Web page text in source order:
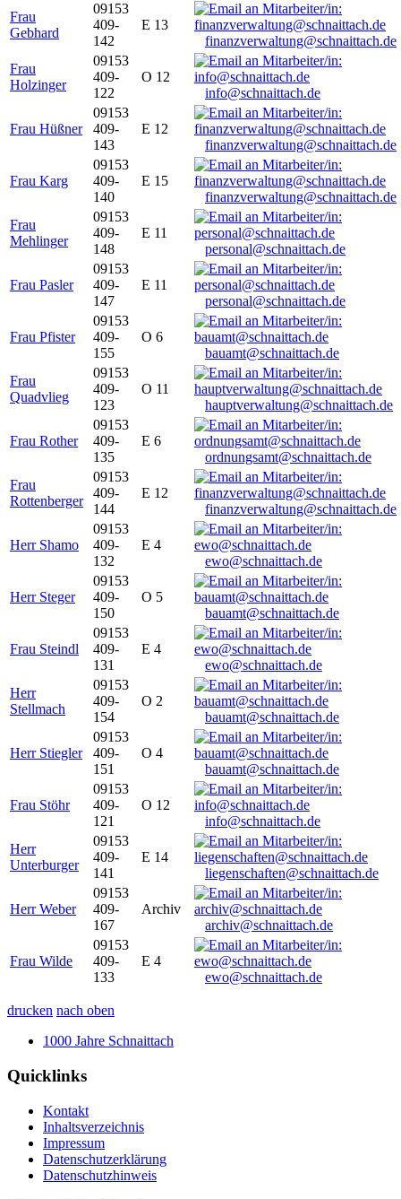
Frau
Gebhard
09153
409-
142
E 13
finanzverwaltung@schnaittach.de
Frau
Holzinger
09153
409-
122
O 12
info@schnaittach.de
Frau Hüßner
09153
409-
143
E 12
finanzverwaltung@schnaittach.de
Frau Karg
09153
409-
140
E 15
finanzverwaltung@schnaittach.de
Frau
Mehlinger
09153
409-
148
E 11
personal@schnaittach.de
Frau Pasler
09153
409-
147
E 11
personal@schnaittach.de
Frau Pfister
09153
409-
155
O 6
bauamt@schnaittach.de
Frau
Quadvlieg
09153
409-
123
O 11
hauptverwaltung@schnaittach.de
Frau Rother
09153
409-
135
E 6
ordnungsamt@schnaittach.de
Frau
Rottenberger
09153
409-
144
E 12
finanzverwaltung@schnaittach.de
Herr Shamo
09153
409-
132
E 4
ewo@schnaittach.de
Herr Steger
09153
409-
150
O 5
bauamt@schnaittach.de
Frau Steindl
09153
409-
131
E 4
ewo@schnaittach.de
Herr
Stellmach
09153
409-
154
O 2
bauamt@schnaittach.de
Herr Stiegler
09153
409-
151
O 4
bauamt@schnaittach.de
Frau Stöhr
09153
409-
121
O 12
info@schnaittach.de
Herr
Unterburger
09153
409-
141
E 14
liegenschaften@schnaittach.de
Herr Weber
09153
409-
167
Archiv
archiv@schnaittach.de
Frau Wilde
09153
409-
133
E 4
ewo@schnaittach.de
drucken nach oben
1000 Jahre Schnaittach
Quicklinks
Kontakt
Inhaltsverzeichnis
Impressum
Datenschutzerklärung
Datenschutzhinweis